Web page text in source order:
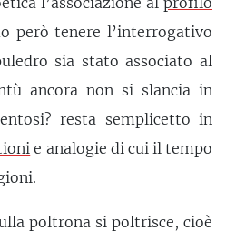
però tenere l’interrogativo
sia stato associato al
ancora non si slancia in
resta semplicetto in
e analogie di cui il tempo
poltrona si poltrisce, cioè